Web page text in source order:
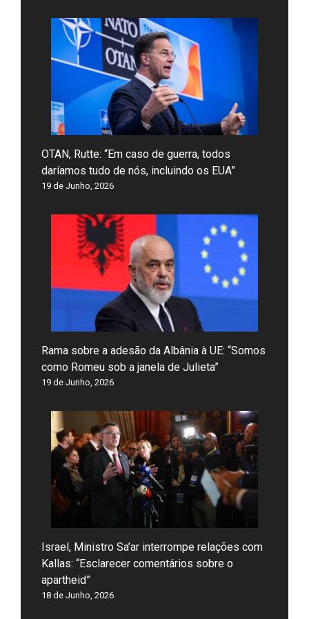
OTAN, Rutte: “Em caso de guerra, todos
daríamos tudo de nós, incluindo os EUA”
19 de Junho, 2026
Rama sobre a adesão da Albânia à UE: “Somos
como Romeu sob a janela de Julieta”
19 de Junho, 2026
Israel, Ministro Sa’ar interrompe relações com
Kallas: “Esclarecer comentários sobre o
apartheid”
18 de Junho, 2026